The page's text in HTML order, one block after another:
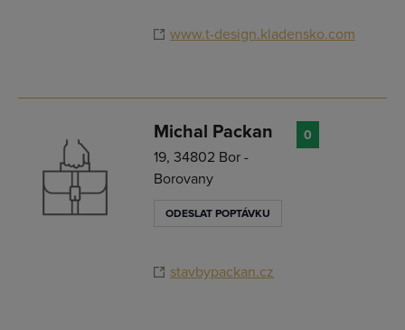
www.t-design.kladensko.com
Michal Packan
19, 34802 Bor -
Borovany
ODESLAT POPTÁVKU
stavbypackan.cz
0